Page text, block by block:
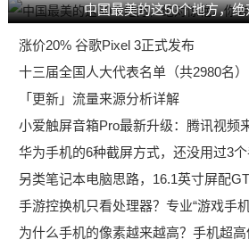
中国最美的这50个地方，
涨价20% 谷歌Pixel 3正式发布
十三届全国人大代表名单（共2980名）
「更新」流量来源分析详解
小爱触屏音箱Pro最新升级：腾讯视频
华为手机的6种截屏方式，还没用过3
另类笔记本电脑思路，16.1英寸屏配GT
手游控换机只看处理器？专业“游戏手
为什么手机的像素越来越高？手机超高